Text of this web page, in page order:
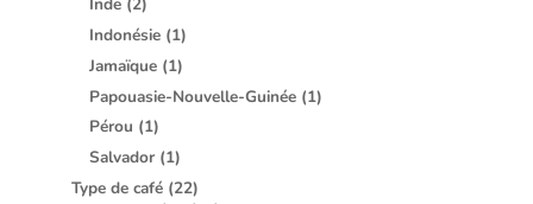
Indonésie (1)
Jamaïque (1)
Papouasie-Nouvelle-Guinée (1)
Pérou (1)
Salvador (1)
Type de café (22)